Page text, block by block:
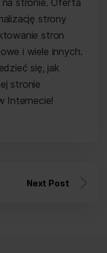
stronie. Oferta
strony
stron
i wiele innych.
się, jak
stronie
Internecie!
Next Post